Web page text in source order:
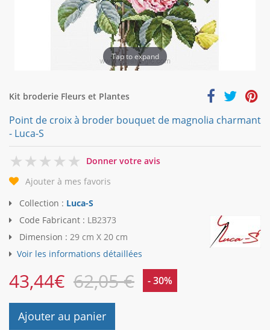
Tap to expand
Kit broderie Fleurs et Plantes
Point de croix à broder bouquet de magnolia charmant
- Luca-S
0
Donner votre avis
Ajouter à mes favoris
Collection : Luca-S
Code Fabricant : LB2373
Dimension : 29 cm X 20 cm
Voir les informations détaillées
43,44€ 62,05 € - 30%
Ajouter au panier